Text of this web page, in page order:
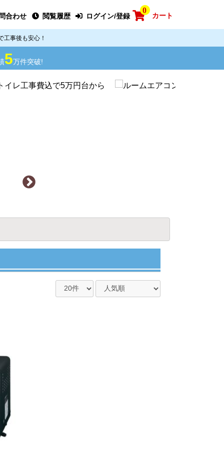
合わせ 閲覧履歴 ログイン/登録
0
カート
工事後も安心！
5万件突破!